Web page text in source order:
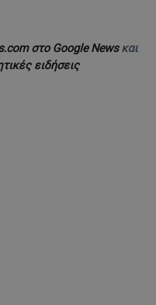
στο Google Newsκαι
ειδήσεις